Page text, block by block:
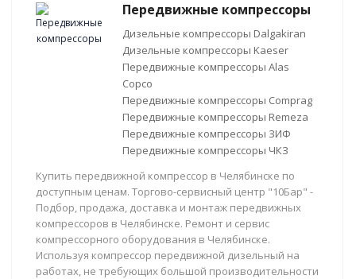
Передвижные компрессоры
Дизельные компрессоры Dalgakiran
Дизельные компрессоры Kaeser
Передвижные компрессоры Alas
Copco
Передвижные компрессоры Comprag
Передвижные компрессоры Remeza
Передвижные компрессоры ЗИФ
Передвижные компрессоры ЧКЗ
Купить передвижной компрессор в Челябинске по
доступным ценам. Торгово-сервисный центр "10Бар" -
Подбор, продажа, доставка и монтаж передвижных
компрессоров в Челябинске. Ремонт и сервис
компрессорного оборудования в Челябинске.
Используя компрессор передвижной дизельный на
работах, не требующих большой производительности